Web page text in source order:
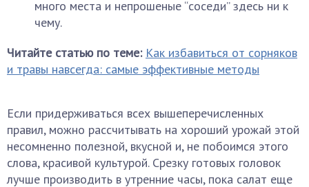
много места и непрошеные “соседи” здесь ни к
чему.
Читайте статью по теме: Как избавиться от сорняков
и травы навсегда: самые эффективные методы
Если придерживаться всех вышеперечисленных
правил, можно рассчитывать на хороший урожай этой
несомненно полезной, вкусной и, не побоимся этого
слова, красивой культурой. Срезку готовых головок
лучше производить в утренние часы, пока салат еще